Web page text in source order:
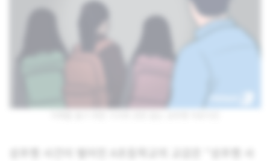
성추행 사건이 벌어진 A초등학교의 교감은 “성추행 사